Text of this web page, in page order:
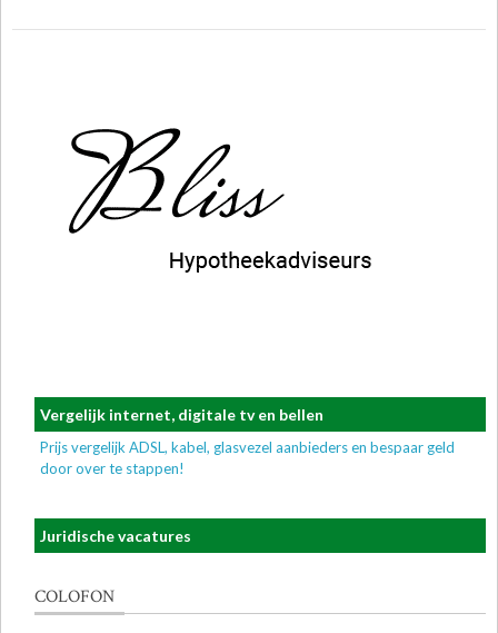
Vergelijk internet, digitale tv en bellen
Prijs vergelijk ADSL, kabel, glasvezel aanbieders en bespaar geld
door over te stappen!
Juridische vacatures
COLOFON